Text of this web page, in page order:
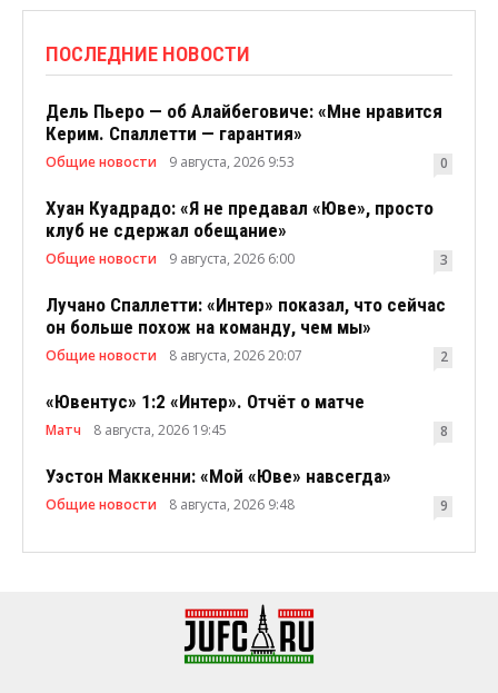
ПОСЛЕДНИЕ НОВОСТИ
Дель Пьеро — об Алайбеговиче: «Мне нравится
Керим. Спаллетти — гарантия»
Общие новости 9 августа, 2026 9:53 0
Хуан Куадрадо: «Я не предавал «Юве», просто
клуб не сдержал обещание»
Общие новости 9 августа, 2026 6:00 3
Лучано Спаллетти: «Интер» показал, что сейчас
он больше похож на команду, чем мы»
Общие новости 8 августа, 2026 20:07 2
«Ювентус» 1:2 «Интер». Отчёт о матче
Матч 8 августа, 2026 19:45 8
Уэстон Маккенни: «Мой «Юве» навсегда»
Общие новости 8 августа, 2026 9:48 9